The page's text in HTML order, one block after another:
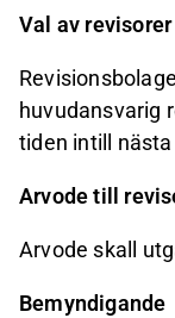
Val av revisorer
huvudansvarig
tiden intill
Arvode till
Arvode skall
Bemyndigande